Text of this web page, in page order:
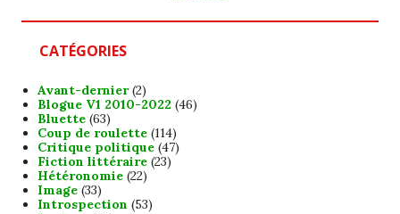
CATÉGORIES
Avant-dernier(2)
Blogue V1 2010-2022 (46)
Bluette(63)
Coup de roulette(114)
Critique politique(47)
Fiction littéraire(23)
Hétéronomie(22)
Image(33)
Introspection (53)